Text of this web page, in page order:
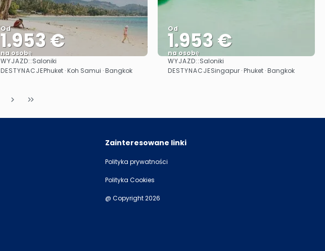
Od
1.953 €
na osobę
Zobacz
WYJAZD::Saloniki
DESTYNACJEPhuket · Koh Samui · Bangkok
Od
1.953 €
na osobę
Zobacz
WYJAZD::Saloniki
DESTYNACJESingapur · Phuket · Bangkok
Zainteresowane linki
Polityka prywatności
Polityka Cookies
@ Copyright 2026